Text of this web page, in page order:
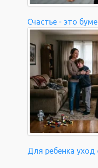
Счастье - это
Для ребенка уход